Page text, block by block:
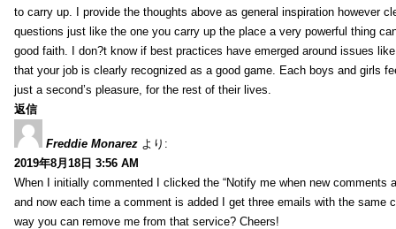
to carry up. I provide the thoughts above as general inspiration however
questions just like the one you carry up the place a very powerful thing
good faith. I don?t know if best practices have emerged around issues
that your job is clearly recognized as a good game. Each boys and girls
just a second’s pleasure, for the rest of their lives.
返信
Freddie Monarez より:
2019年8月18日 3:56 AM
When I initially commented I clicked the “Notify me when new comments
and now each time a comment is added I get three emails with the same
way you can remove me from that service? Cheers!